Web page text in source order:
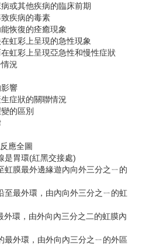
或其他疾病的臨床前期
疾病的毒素
恢復的痊癒現象
虹彩上呈現的急性現象
虹彩上呈現亞急性和慢性症狀
況
響
症狀的關聯情況
的區別
應全圖
是胃環(紅黑交接處)
虹膜最外邊緣遊內向外三分之ㄧ的
至最外環，由內向外三分之ㄧ的虹
環，由外向內三分之二的虹膜內
最外環，由外向內三分之ㄧ的外區